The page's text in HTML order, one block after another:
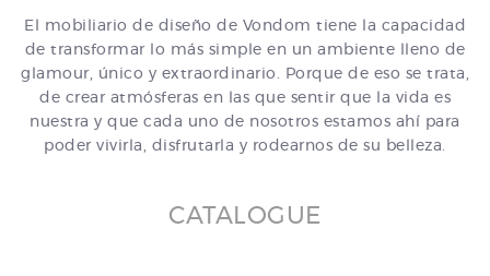
El mobiliario de diseño de Vondom tiene la capacidad
de transformar lo más simple en un ambiente lleno de
glamour, único y extraordinario. Porque de eso se trata,
de crear atmósferas en las que sentir que la vida es
nuestra y que cada uno de nosotros estamos ahí para
poder vivirla, disfrutarla y rodearnos de su belleza.
CATALOGUE